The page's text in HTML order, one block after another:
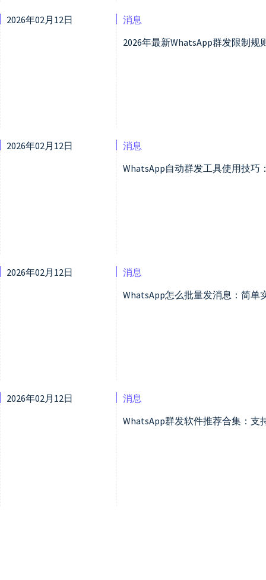
2026年02月12日
消息
2026年最新WhatsApp群发限制
2026年02月12日
消息
WhatsApp自动群发工具使用技巧
2026年02月12日
消息
WhatsApp怎么批量发消息：简单
2026年02月12日
消息
WhatsApp群发软件推荐合集：支